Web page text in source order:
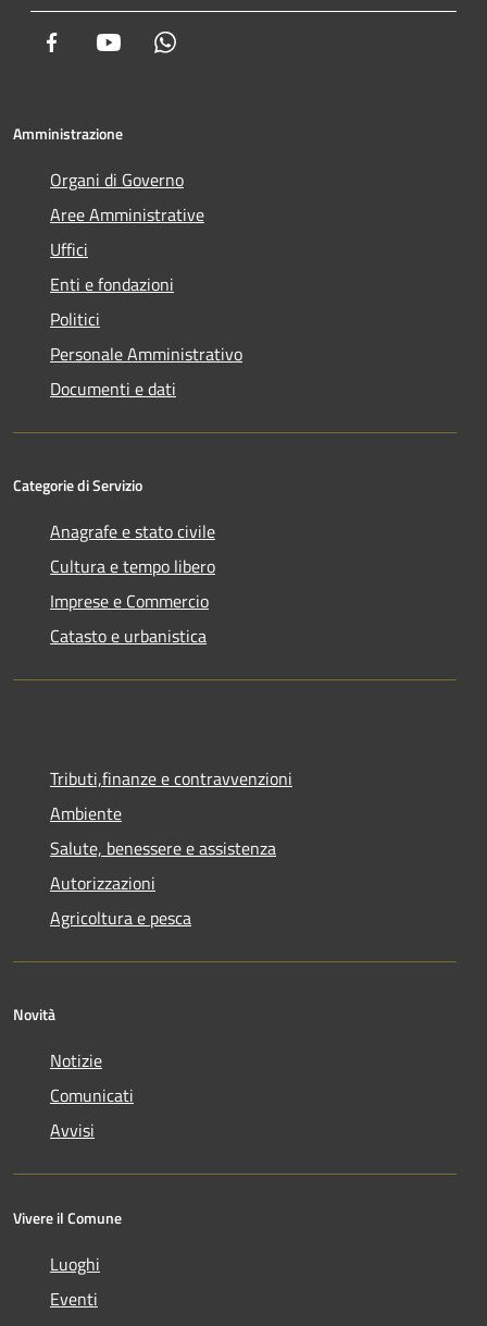
Facebook Youtube
Amministrazione
Organi di Governo
Aree Amministrative
Uffici
Enti e fondazioni
Politici
Personale Amministrativo
Documenti e dati
Categorie di Servizio
Anagrafe e stato civile
Cultura e tempo libero
Imprese e Commercio
Catasto e urbanistica
Tributi,finanze e contravvenzioni
Ambiente
Salute, benessere e assistenza
Autorizzazioni
Agricoltura e pesca
Novità
Notizie
Comunicati
Avvisi
Vivere il Comune
Luoghi
Eventi